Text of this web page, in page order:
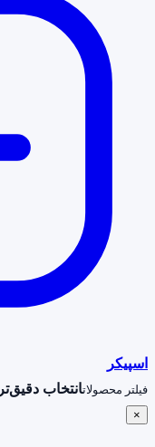
اسپیکر
فیلتر محصولاتانتخاب دقیق‌تر
×